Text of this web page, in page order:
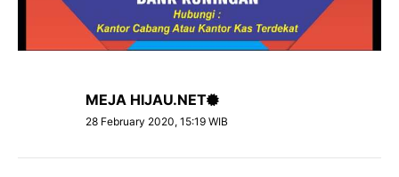
MEJA HIJAU.NET
28 February 2020, 15:19 WIB